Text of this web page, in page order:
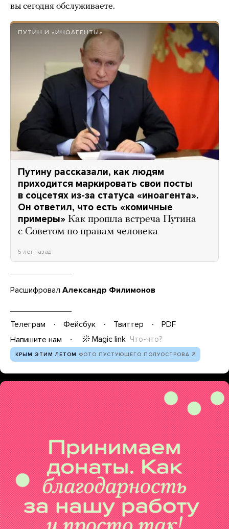
вы сегодня обслуживаете.
ПУТИН И «ИНОАГЕНТЫ»
Путину рассказали, как людям
приходится маркировать свои посты
в соцсетях из-за статуса «иноагента».
Он ответил, что есть «комичные
примеры» Как прошла встреча Путина
с Советом по правам человека
5 лет назад
Расшифровал Александр Филимонов
Телеграм Фейсбук Твиттер
PDF
Напишите нам
Magic link Что-что?
КРЫМ ЭТИМ ЛЕТОМ ФОТО ПУСТУЮЩЕГО ПОЛУОСТРОВА